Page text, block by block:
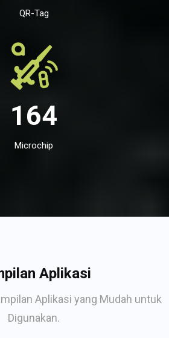
QR-Tag
164
Microchip
Aplikasi
Aplikasi yang Mudah untuk
Digunakan.